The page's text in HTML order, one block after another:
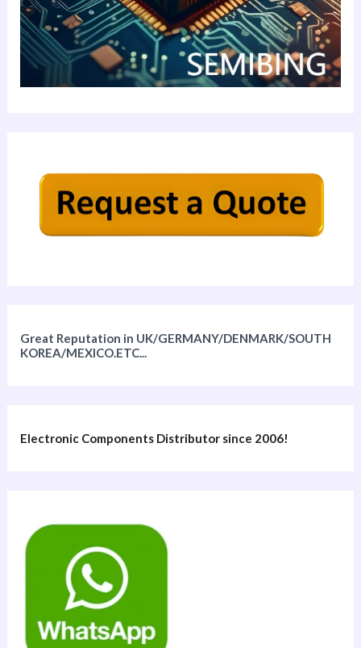
Great Reputation in UK/GERMANY/DENMARK/SOUTH
KOREA/MEXICO.ETC...
Electronic Components Distributor since 2006!